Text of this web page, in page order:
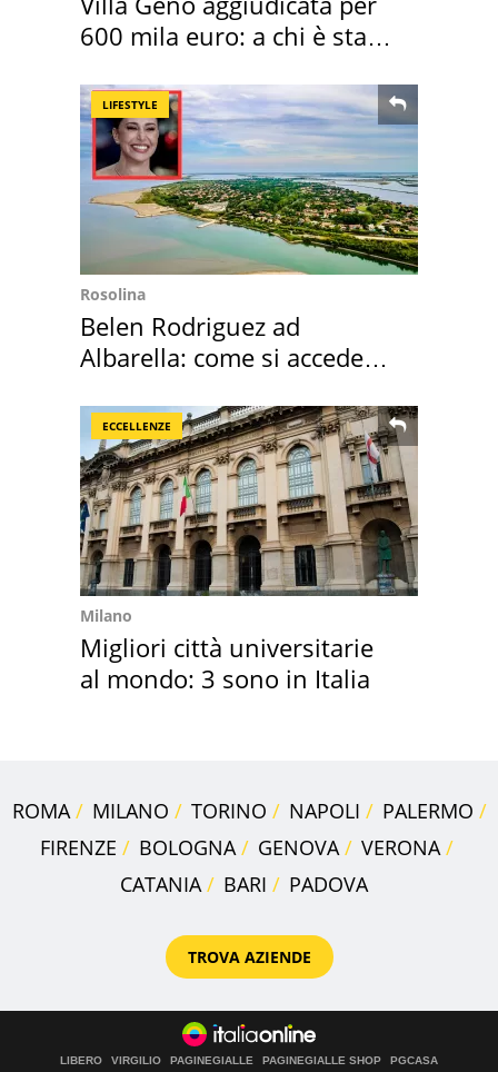
600 mila euro: a chi è stata
LIFESTYLE
Rosolina
Belen Rodriguez ad
Albarella: come si accede
ECCELLENZE
Milano
Migliori città universitarie
al mondo: 3 sono in Italia
ROMA MILANO TORINO NAPOLI
PALERMO
FIRENZE
BOLOGNA GENOVA
VERONA
CATANIA
BARI PADOVA
TROVA AZIENDE
LIBERO VIRGILIO PAGINEGIALLE PAGINEGIALLE SHOP
PGCASA